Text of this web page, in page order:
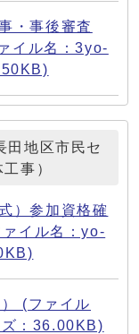
・事後審査
イル名：3yo-
地区市民セ
事）
）参加資格確
イル名：yo-
(ファイル
：36.00KB)